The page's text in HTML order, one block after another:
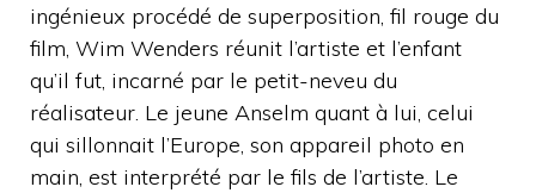
ingénieux procédé de superposition, fil rouge du
film, Wim Wenders réunit l’artiste et l’enfant
qu’il fut, incarné par le petit-neveu du
réalisateur. Le jeune Anselm quant à lui, celui
qui sillonnait l’Europe, son appareil photo en
main, est interprété par le fils de l’artiste. Le